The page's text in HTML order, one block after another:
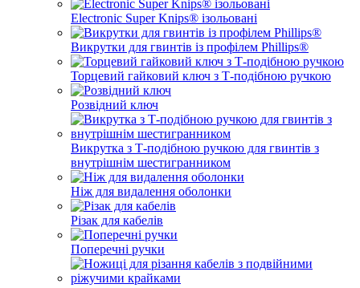
Electronic Super Knips® ізольовані
Викрутки для гвинтів із профілем Phillips®
Торцевий гайковий ключ з Т-подібною ручкою
Розвідний ключ
Викрутка з Т-подібною ручкою для гвинтів з
внутрішнім шестигранником
Ніж для видалення оболонки
Різак для кабелів
Поперечні ручки